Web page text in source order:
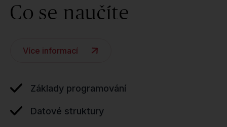
Co se naučíte
Více informací
Základy programování
Datové struktury